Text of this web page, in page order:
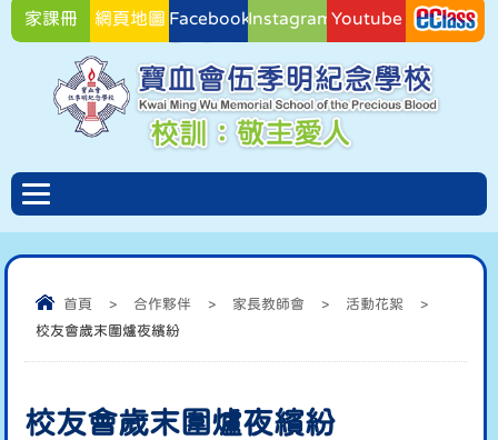
家課冊 網頁地圖 FacebookInstagramYoutube
首頁 > 合作夥伴 > 家長教師會 > 活動花絮
>
校友會歲末圍爐夜繽紛
校友會歲末圍爐夜繽紛